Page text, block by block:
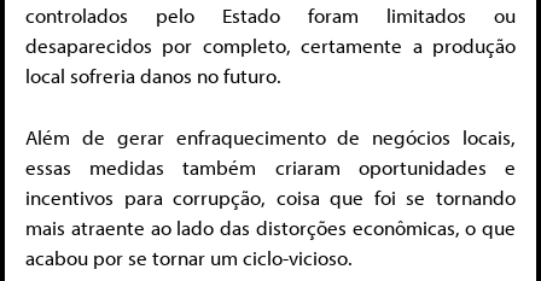
controlados pelo Estado foram limitados ou
desaparecidos por completo, certamente a produção
local sofreria danos no futuro.
Além de gerar enfraquecimento de negócios locais,
essas medidas também criaram oportunidades e
incentivos para corrupção, coisa que foi se tornando
mais atraente ao lado das distorções econômicas, o que
acabou por se tornar um ciclo-vicioso.